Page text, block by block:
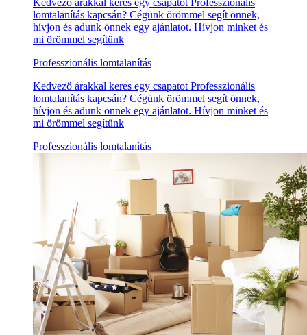
Kedvező árakkal keres egy csapatot Professzionális
lomtalanítás kapcsán? Cégünk örömmel segít önnek,
hívjon és adunk önnek egy ajánlatot. Hívjon minket és
mi örömmel segítünk
Professzionális lomtalanítás
Kedvező árakkal keres egy csapatot Professzionális
lomtalanítás kapcsán? Cégünk örömmel segít önnek,
hívjon és adunk önnek egy ajánlatot. Hívjon minket és
mi örömmel segítünk
Professzionális lomtalanítás